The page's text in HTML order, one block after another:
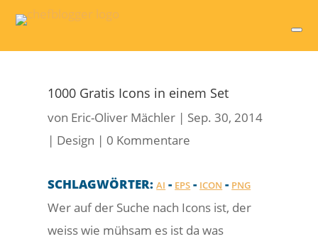
1000 Gratis Icons in einem Set
von Eric-Oliver Mächler | Sep. 30, 2014
| Design | 0 Kommentare
SCHLAGWÖRTER:AI - EPS - ICON - PNG
Wer auf der Suche nach Icons ist, der
weiss wie mühsam es ist da was